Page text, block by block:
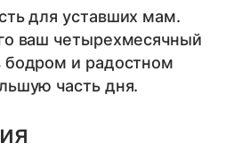
для уставших мам.
ваш четырехмесячный
и радостном
часть дня.